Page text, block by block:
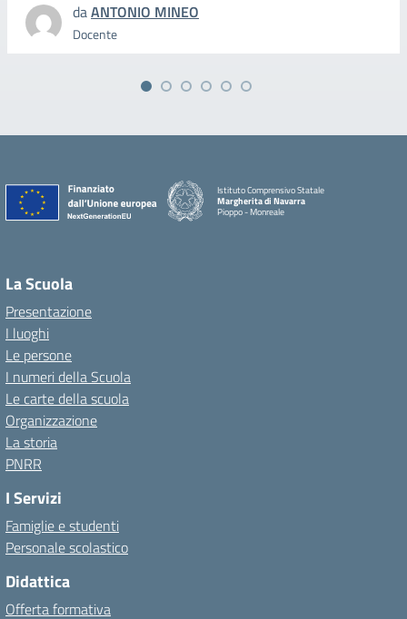
daANTONIO MINEO
Docente
Istituto Comprensivo Statale
Margherita di Navarra
Pioppo - Monreale
La Scuola
Presentazione
I luoghi
Le persone
I numeri della Scuola
Le carte della scuola
Organizzazione
La storia
PNRR
I Servizi
Famiglie e studenti
Personale scolastico
Didattica
Offerta formativa